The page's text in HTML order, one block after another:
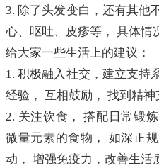
3. 除了头发变白，还有其他
心、呕吐、皮疹等， 具体情
给大家一些生活上的建议：
1. 积极融入社交，建立支持
经验， 互相鼓励， 找到精神
2. 关注饮食， 搭配日常锻
微量元素的食物， 如深正
动， 增强免疫力，改善生活